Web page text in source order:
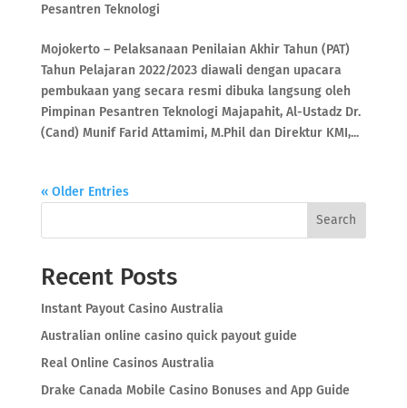
Pesantren Teknologi
Mojokerto – Pelaksanaan Penilaian Akhir Tahun (PAT)
Tahun Pelajaran 2022/2023 diawali dengan upacara
pembukaan yang secara resmi dibuka langsung oleh
Pimpinan Pesantren Teknologi Majapahit, Al-Ustadz Dr.
(Cand) Munif Farid Attamimi, M.Phil dan Direktur KMI,...
« Older Entries
Search
Recent Posts
Instant Payout Casino Australia
Australian online casino quick payout guide
Real Online Casinos Australia
Drake Canada Mobile Casino Bonuses and App Guide